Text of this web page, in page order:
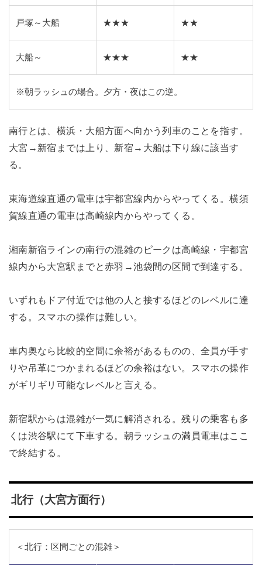
戸塚～大船 ★★★ ★★
大船～ ★★★ ★★
※朝ラッシュの場合。夕方・夜はこの逆。
南行とは、横浜・大船方面へ向かう列車のことを指す。
大宮→新宿までは上り、新宿→大船は下り線に該当す
る。
東海道線直通の電車は宇都宮線内からやってくる。横須
賀線直通の電車は高崎線内からやってくる。
湘南新宿ラインの南行の混雑のピークは高崎線・宇都宮
線内から大宮駅までと赤羽→池袋間の区間で到達する。
いずれもドア付近では他の人と接するほどのレベルに達
する。スマホの操作は難しい。
車内奥なら比較的空間に余裕があるものの、全員が手す
りや吊革につかまれるほどの余裕はない。スマホの操作
がギリギリ可能なレベルと言える。
新宿駅からは混雑が一気に解消される。残りの乗客も多
くは渋谷駅にて下車する。朝ラッシュの満員電車はここ
で終結する。
北行（大宮方面行）
＜北行：区間ごとの混雑＞